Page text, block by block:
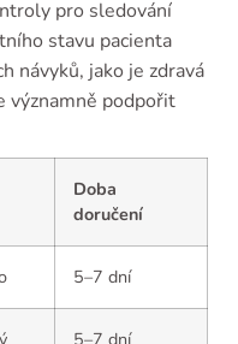
pro sledování
stavu pacienta
návyků, jako je zdravá
významně podpořit
Doba
doručení
5–7 dní
5–7 dní